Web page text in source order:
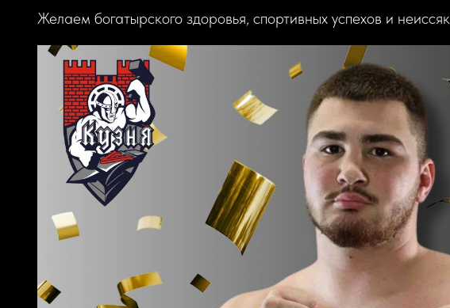
Желаем богатырского здоровья, спортивных успехов и